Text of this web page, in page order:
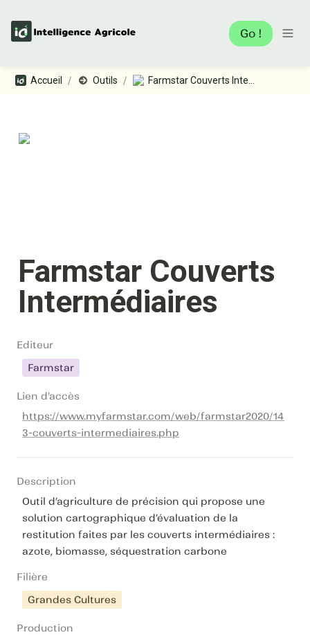
Go !
Accueil / Outils /
Farmstar Couverts
Intermédiaires
Editeur
Farmstar
Lien d'accès
https://www.myfarmstar.com/web/farmstar2020/14
3-couverts-intermediaires.php
Description
Outil d’agriculture de précision qui propose une
solution cartographique d’évaluation de la
restitution faites par les couverts intermédiaires :
azote, biomasse, séquestration carbone
Filière
Grandes Cultures
Production